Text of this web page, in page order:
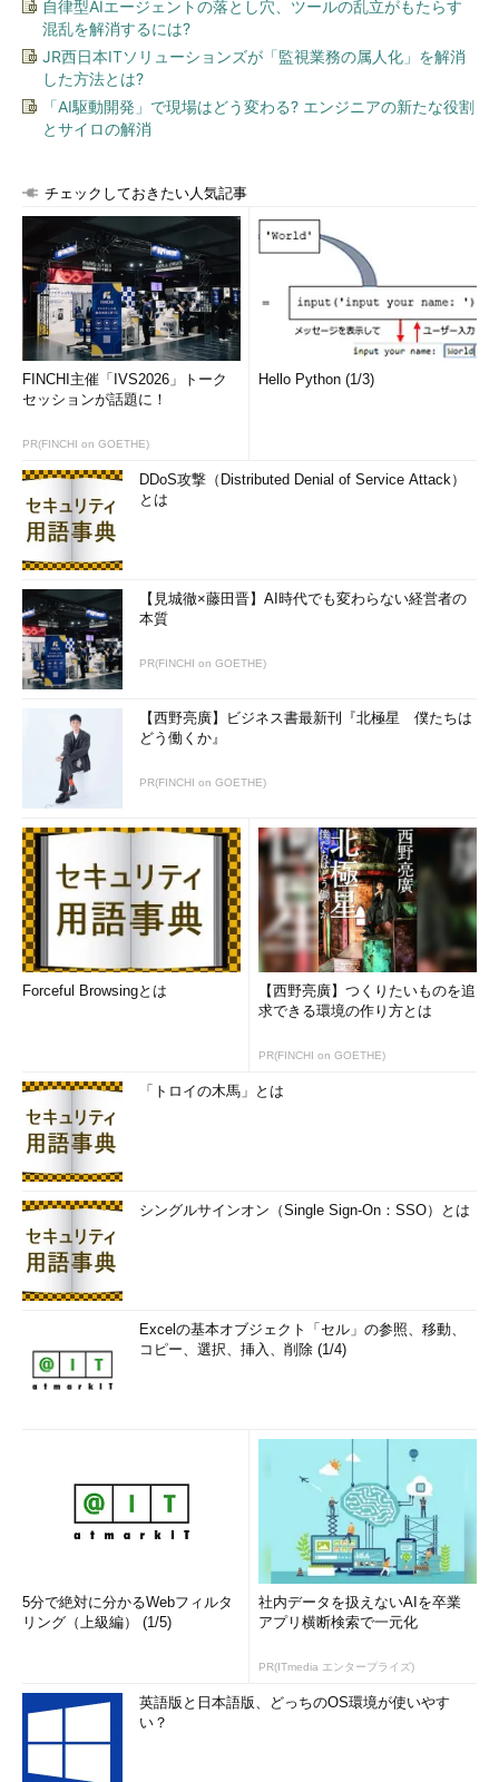
自律型AIエージェントの落とし穴、ツールの乱立がもたらす
混乱を解消するには?
JR西日本ITソリューションズが「監視業務の属人化」を解消
した方法とは?
「AI駆動開発」で現場はどう変わる? エンジニアの新たな役割
とサイロの解消
チェックしておきたい人気記事
FINCHI主催「IVS2026」トーク
セッションが話題に！
PR(FINCHI on GOETHE)
Hello Python (1/3)
DDoS攻撃（Distributed Denial of Service Attack）
とは
【見城徹×藤田晋】AI時代でも変わらない経営者の
本質
PR(FINCHI on GOETHE)
【西野亮廣】ビジネス書最新刊『北極星 僕たちは
どう働くか』
PR(FINCHI on GOETHE)
Forceful Browsingとは
【西野亮廣】つくりたいものを追
求できる環境の作り方とは
PR(FINCHI on GOETHE)
「トロイの木馬」とは
シングルサインオン（Single Sign-On：SSO）とは
Excelの基本オブジェクト「セル」の参照、移動、
コピー、選択、挿入、削除 (1/4)
5分で絶対に分かるWebフィルタ
リング（上級編） (1/5)
社内データを扱えないAIを卒業
アプリ横断検索で一元化
PR(ITmedia エンタープライズ)
英語版と日本語版、どっちのOS環境が使いやす
い？